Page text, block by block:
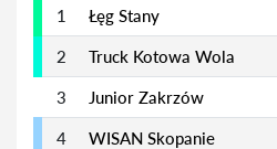
1 Łęg Stany
2 Truck Kotowa Wola
3 Junior Zakrzów
4 WISAN Skopanie